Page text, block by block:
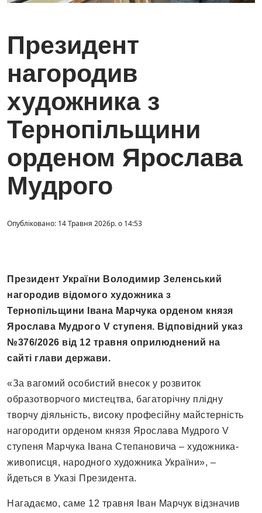
Президент
нагородив
художника з
Тернопільщини
орденом Ярослава
Мудрого
Опубліковано: 14 Травня 2026р. о 14:53
Президент України Володимир Зеленський
нагородив відомого художника з
Тернопільщини Івана Марчука орденом князя
Ярослава Мудрого V ступеня. Відповідний указ
№376/2026 від 12 травня оприлюднений на
сайті глави держави.
«За вагомий особистий внесок у розвиток
образотворчого мистецтва, багаторічну плідну
творчу діяльність, високу професійну майстерність
нагородити орденом князя Ярослава Мудрого V
ступеня Марчука Івана Степановича – художника-
живописця, народного художника України», –
йдеться в Указі Президента.
Нагадаємо, саме 12 травня Іван Марчук відзначив